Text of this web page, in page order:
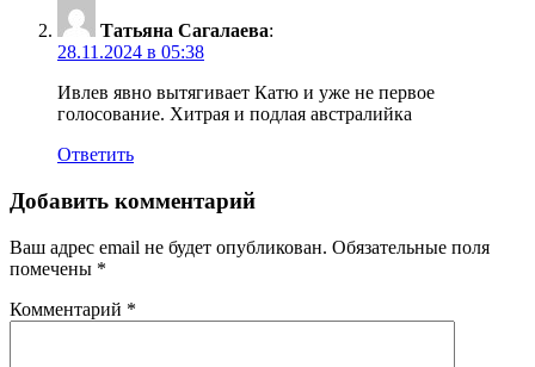
Татьяна Сагалаева:
28.11.2024 в 05:38
Ивлев явно вытягивает Катю и уже не первое
голосование. Хитрая и подлая австралийка
Ответить
Добавить комментарий
Ваш адрес email не будет опубликован. Обязательные поля
помечены *
Комментарий *